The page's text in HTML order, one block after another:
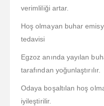
verimliliği artar.
Hoş olmayan buhar
tedavisi
Egzoz anında yayılan
tarafından yoğunlaştırılır.
Odaya boşaltılan hoş
iyileştirilir.